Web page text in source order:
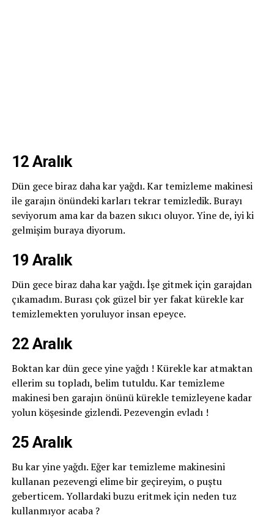
12 Aralık
Dün gece biraz daha kar yağdı. Kar temizleme makinesi
ile garajın önündeki karları tekrar temizledik. Burayı
seviyorum ama kar da bazen sıkıcı oluyor. Yine de, iyi ki
gelmişim buraya diyorum.
19 Aralık
Dün gece biraz daha kar yağdı. İşe gitmek için garajdan
çıkamadım. Burası çok güzel bir yer fakat kürekle kar
temizlemekten yoruluyor insan epeyce.
22 Aralık
Boktan kar dün gece yine yağdı ! Kürekle kar atmaktan
ellerim su topladı, belim tutuldu. Kar temizleme
makinesi ben garajın önünü kürekle temizleyene kadar
yolun köşesinde gizlendi. Pezevengin evladı !
25 Aralık
Bu kar yine yağdı. Eğer kar temizleme makinesini
kullanan pezevengi elime bir geçireyim, o puştu
geberticem. Yollardaki buzu eritmek için neden tuz
kullanmıyor acaba ?